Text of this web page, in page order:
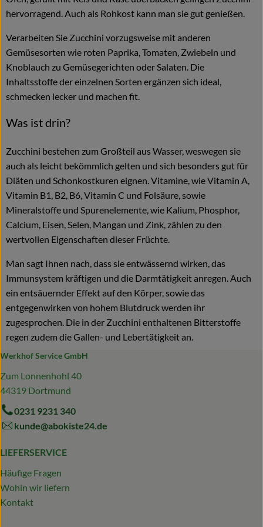
hervorragend. Auch als Rohkost kann man sie gut genießen.
Verarbeiten Sie Zucchini vorzugsweise mit anderen
Gemüsesorten wie roten Paprika, Tomaten, Zwiebeln und
Knoblauch zu Gemüsegerichten oder Salaten. Die
Inhaltsstoffe der einzelnen Sorten ergänzen sich ideal,
schmecken lecker und machen fit.
Was ist drin?
Zucchini bestehen zum Großteil aus Wasser, weswegen sie
auch als leicht bekömmlich gelten und sich besonders gut für
Diäten und Schonkostkuren eignen. Vitamine, wie Vitamin A,
Vitamin B1, B2, B6, Vitamin C und Folsäure, sowie
Mineralstoffe und Spurenelemente, wie Kalium, Phosphor,
Calcium, Eisen, Selen, Mangan und Zink, zählen zu den
wertvollen Eigenschaften dieser Früchte.
Man sagt Ihnen nach, dass sie entwässernd wirken, das
Immunsystem kräftigen und die Darmtätigkeit anregen. Auch
ein entsäuernder Effekt auf den Körper, sowie das
entgegenwirken von hohem Blutdruck werden ihr
zugesprochen. Die in der Zucchini enthaltenen Bitterstoffe
regen zudem die Gallen- und Lebertätigkeit an.
Werkhof Service GmbH
Zum Lonnenhohl 40
44319 Dortmund
0231 9231 340
kunde@abokiste24.de
LIEFERSERVICE
Häufige Fragen
Wohin wir liefern
Kontakt